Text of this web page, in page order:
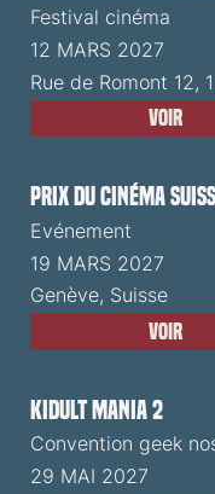
Festival cinéma
12 MARS 2027
Rue de Romont 12,
Voir
Prix du Cinéma
Evénement
19 MARS 2027
Genève, Suisse
Voir
Kidult Mania 2
Convention geek
29 MAI 2027